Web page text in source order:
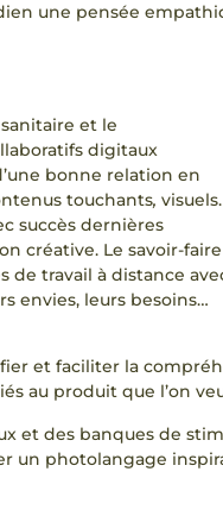
une pensée
et le
digitaux
bonne relation en
touchants, visuels.
succès dernières
créative. Le savoir-faire
de travail à distance
envies, leurs besoins…
et faciliter la
au produit que l’on
et des banques de
un photolangage